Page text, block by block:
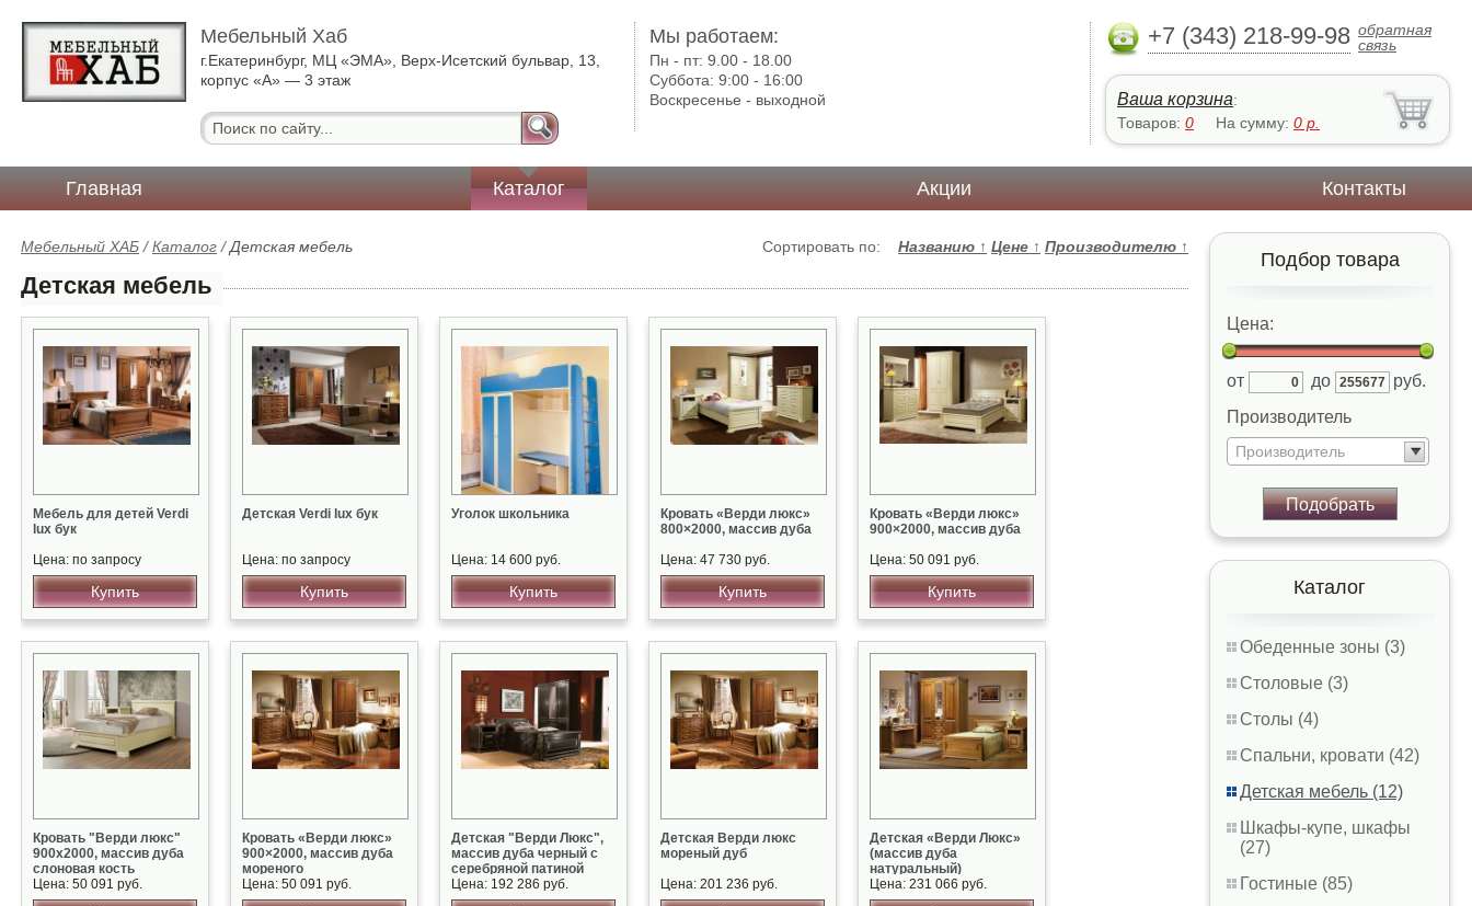
Мебельный Хаб
г.Екатеринбург, МЦ «ЭМА», Верх-Исетский бульвар, 13,
корпус «А» — 3 этаж
Мы работаем:
Пн - пт:9.00 - 18.00
Суббота:9:00 - 16:00
Воскресенье - выходной
+7 (343) 218-99-98 обратная
связь
Ваша корзина:
Товаров: 0 На сумму: 0 р.
Главная Каталог Акции Контакты
Подбор товара
Цена:
от до
руб.
Производитель
Производитель
Подобрать
Каталог
Обеденные зоны (3)
Столовые (3)
Столы (4)
Спальни, кровати (42)
Детская мебель (12)
Шкафы-купе, шкафы
(27)
Гостиные (85)
Сортировать по: Названию ↑ Цене ↑ Производителю ↑
Мебельный ХАБ /Каталог /Детская мебель
Детская мебель
Мебель для детей Verdi
lux бук
Цена: по запросу
Купить
Детская Verdi lux бук
Цена: по запросу
Купить
Уголок школьника
Цена: 14 600 руб.
Купить
Кровать «Верди люкс»
800×2000, массив дуба
Цена: 47 730 руб.
Купить
Кровать «Верди люкс»
900×2000, массив дуба
Цена: 50 091 руб.
Купить
Кровать "Верди люкс"
900х2000, массив дуба
слоновая кость
спатиной
Цена: 50 091 руб.
Кровать «Верди люкс»
900×2000, массив дуба
мореного
Цена: 50 091 руб.
Детская "Верди Люкс",
массив дуба черный с
серебряной патиной
Цена: 192 286 руб.
Детская Верди люкс
мореный дуб
Цена: 201 236 руб.
Детская «Верди Люкс»
(массив дуба
натуральный)
Цена: 231 066 руб.